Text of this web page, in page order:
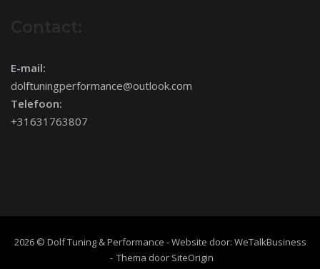
E-mail:
dolftuningperformance@outlook.com
Telefoon:
+31631763807
2026 © Dolf Tuning & Performance - Website door: WeTalkBusiness
Thema door SiteOrigin